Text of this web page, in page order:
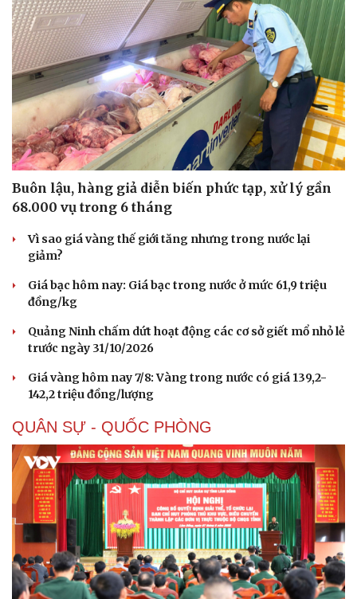
Doanh nghiệp
Thông tin doanh nghiệp
Doanh nghiệp 24h
Doanh nhân
Vì cộng đồng
Công nghệ
Sành điệu
Tin Công nghệ
Trải nghiệm
Chuyển đổi số
Buôn lậu, hàng giả diễn biến phức tạp, xử lý gần
68.000 vụ trong 6 tháng
Vì sao giá vàng thế giới tăng nhưng trong nước lại
giảm?
Giá bạc hôm nay: Giá bạc trong nước ở mức 61,9 triệu
đồng/kg
Quảng Ninh chấm dứt hoạt động các cơ sở giết mổ nhỏ lẻ
trước ngày 31/10/2026
Giá vàng hôm nay 7/8: Vàng trong nước có giá 139,2-
142,2 triệu đồng/lượng
QUÂN SỰ - QUỐC PHÒNG